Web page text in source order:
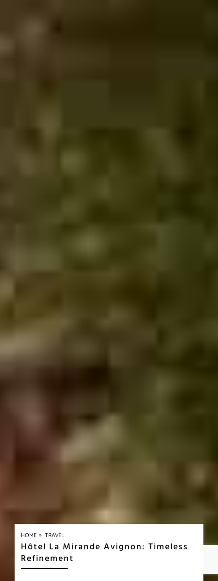
HOME » TRAVEL
Hôtel La Mirande Avignon: Timeless
Refinement